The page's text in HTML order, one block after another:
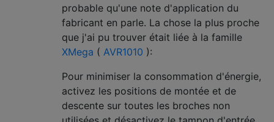
probable qu'une note d'application du
fabricant en parle. La chose la plus proche
que j'ai pu trouver était liée à la famille
XMega ( AVR1010 ):
Pour minimiser la consommation d'énergie,
activez les positions de montée et de
descente sur toutes les broches non